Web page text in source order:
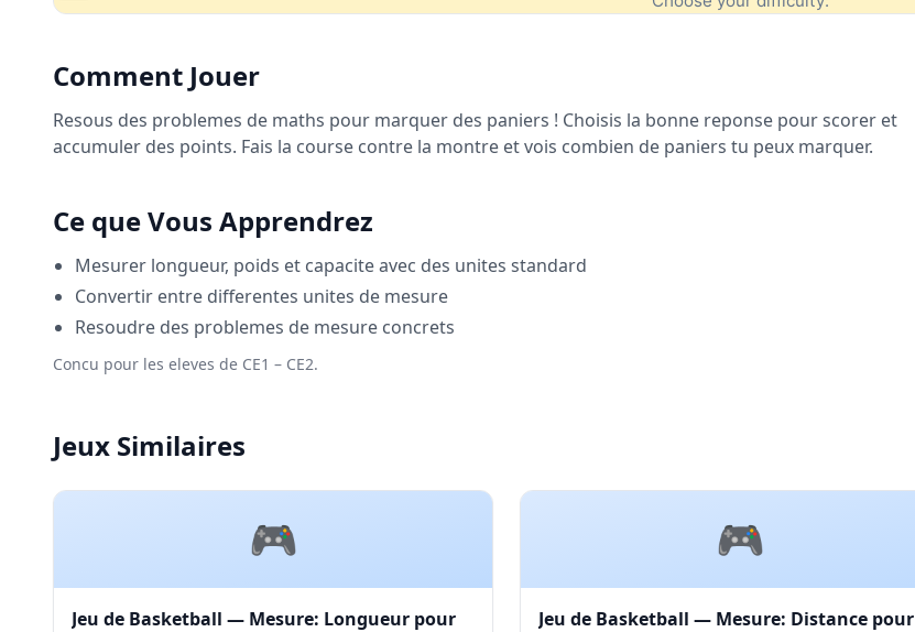
Comment Jouer
Resous des problemes de maths pour marquer des paniers ! Choisis la bonne reponse pour scorer et
accumuler des points. Fais la course contre la montre et vois combien de paniers tu peux marquer.
Ce que Vous Apprendrez
Mesurer longueur, poids et capacite avec des unites standard
Convertir entre differentes unites de mesure
Resoudre des problemes de mesure concrets
Concu pour les eleves de CE1 – CE2.
Jeux Similaires
🎮
Jeu de Basketball — Mesure: Longueur pour
🎮
Jeu de Basketball — Mesure: Distance pour